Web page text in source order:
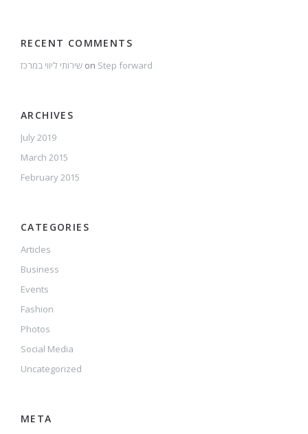
RECENT COMMENTS
שירותי ליווי במרכז on Step forward
ARCHIVES
July 2019
March 2015
February 2015
CATEGORIES
Articles
Business
Events
Fashion
Photos
Social Media
Uncategorized
META